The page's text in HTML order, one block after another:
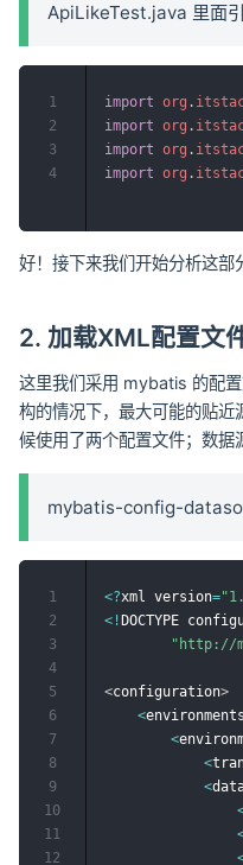
ApiLikeTest.java 里面
import org .
import org .
import org .
import org .
1
2
3
4
好！接下来我们开始分析这部
2. 加载XML配置文
这里我们采用 mybatis 的配
构的情况下，最大可能的贴
候使用了两个配置文件；数据
mybatis-config-
<?xml version=
< ! DOCTYPE
"http://
<configuration>
<
<
<
<
1
2
3
4
5
6
7
8
9
10
11
12